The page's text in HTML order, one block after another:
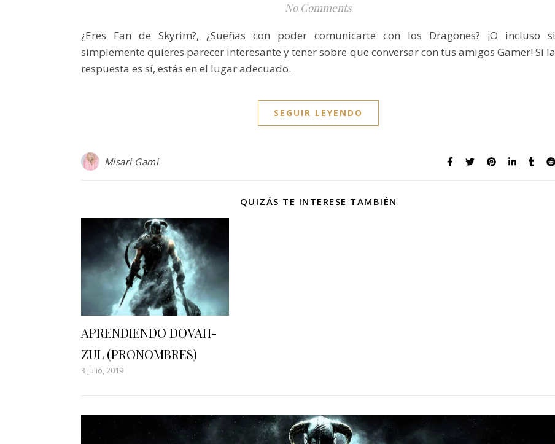
No Comments
¿Eres Fan de Skyrim?, ¿Sueñas con poder comunicarte con los Dragones? ¡O incluso si
simplemente quieres parecer interesante y tener sobre que conversar con tus amigos Gamer! Si la
respuesta es sí, estás en el lugar adecuado.
SEGUIR LEYENDO
Misari Gami
QUIZÁS TE INTERESE TAMBIÉN
APRENDIENDO DOVAH-
ZUL (PRONOMBRES)
3 julio, 2019